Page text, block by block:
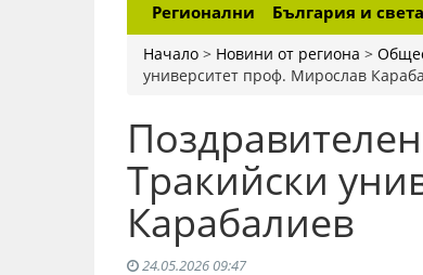
Регионални България и света
Начало > Новини от региона >
университет проф. Мирослав
Тракийски
Карабалиев
24.05.2026 09:47